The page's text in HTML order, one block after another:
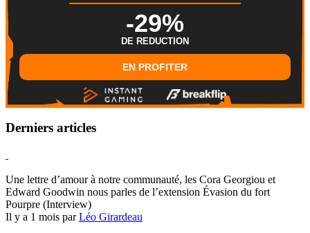
-29%
DE REDUCTION
EN PROFITER
Derniers articles
Une lettre d’amour à notre communauté, les Cora Georgiou et
Edward Goodwin nous parles de l’extension Évasion du fort
Pourpre (Interview)
Il y a 1 mois parLéo Girardeau